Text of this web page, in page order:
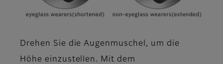
Drehen Sie die Augenmuschel, um die
Höhe einzustellen. Mit dem